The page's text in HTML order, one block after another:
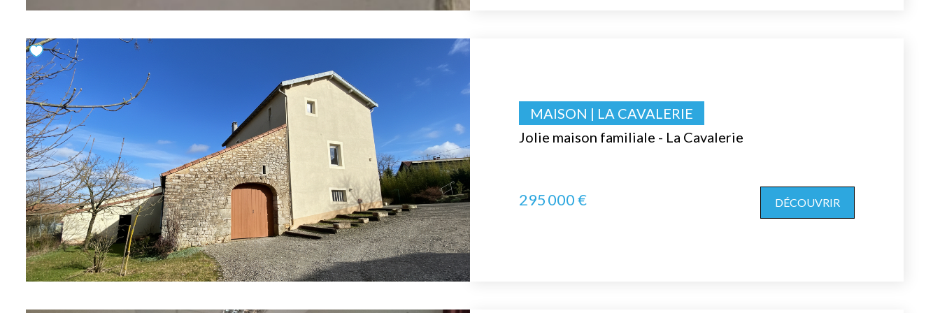
Jolie maison familiale - La Cavalerie
MAISON | LA CAVALERIE
295 000 € DÉCOUVRIR